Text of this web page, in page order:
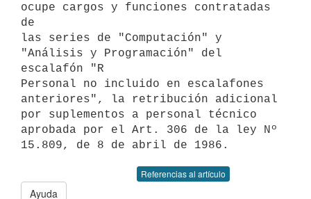
ocupe cargos y funciones contratadas
de
las series de "Computación" y
"Análisis y Programación" del
escalafón "R
Personal no incluido en escalafones
anteriores", la retribución adicional
por suplementos a personal técnico
aprobada por el Art. 306 de la ley Nº
15.809, de 8 de abril de 1986.
Referencias al artículo
Ayuda